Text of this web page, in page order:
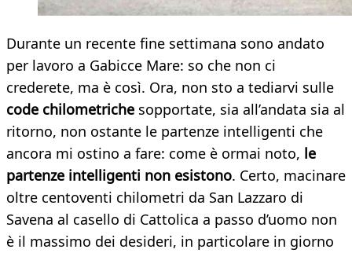
Durante un recente fine settimana sono andato
per lavoro a Gabicce Mare: so che non ci
crederete, ma è così. Ora, non sto a tediarvi sulle
code chilometriche sopportate, sia all’andata sia al
ritorno, non ostante le partenze intelligenti che
ancora mi ostino a fare: come è ormai noto, le
partenze intelligenti non esistono. Certo, macinare
oltre centoventi chilometri da San Lazzaro di
Savena al casello di Cattolica a passo d’uomo non
è il massimo dei desideri, in particolare in giorno